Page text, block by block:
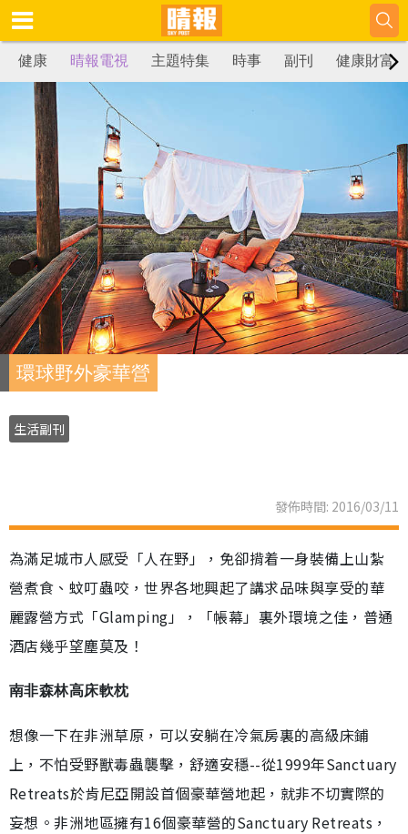
健康 晴報電視 主題特集 時事 副刊 健康財富
環球野外豪華營
生活副刊
發佈時間: 2016/03/11
為滿足城市人感受「人在野」，免卻揹着一身裝備上山紮
營煮食、蚊叮蟲咬，世界各地興起了講求品味與享受的華
麗露營方式「Glamping」，「帳幕」裏外環境之佳，普通
酒店幾乎望塵莫及！
南非森林高床軟枕
想像一下在非洲草原，可以安躺在冷氣房裏的高級床鋪
上，不怕受野獸毒蟲襲擊，舒適安穩--從1999年Sanctuary
Retreats於肯尼亞開設首個豪華營地起，就非不切實際的
妄想。非洲地區擁有16個豪華營的Sanctuary Retreats，